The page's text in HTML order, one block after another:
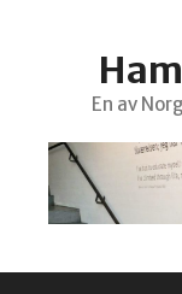
En av